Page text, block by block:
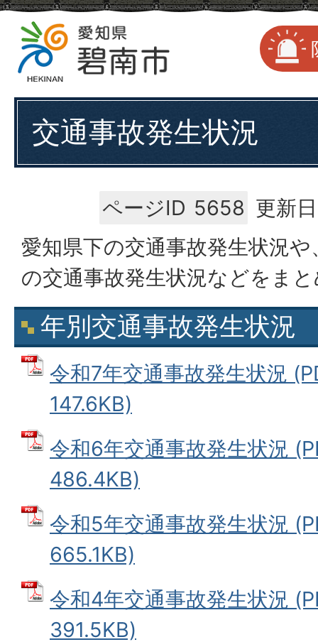
交通事故発生状況
ページID 5658 更新
愛知県下の交通事故発生状況
の交通事故発生状況などをま
年別交通事故発生状況
令和7年交通事故発生状況
147.6KB)
令和6年交通事故発生状況
486.4KB)
令和5年交通事故発生状況
665.1KB)
令和4年交通事故発生状況
391.5KB)